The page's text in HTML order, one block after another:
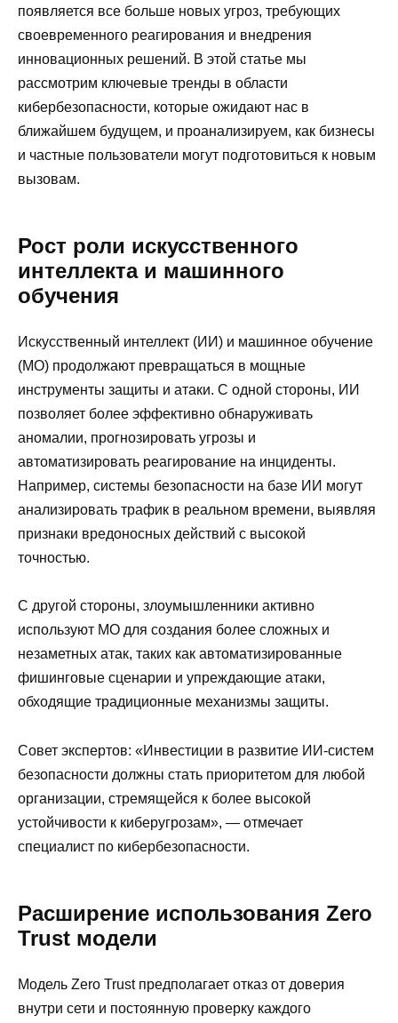
появляется все больше новых угроз, требующих
своевременного реагирования и внедрения
инновационных решений. В этой статье мы
рассмотрим ключевые тренды в области
кибербезопасности, которые ожидают нас в
ближайшем будущем, и проанализируем, как бизнесы
и частные пользователи могут подготовиться к новым
вызовам.
Рост роли искусственного
интеллекта и машинного
обучения
Искусственный интеллект (ИИ) и машинное обучение
(МО) продолжают превращаться в мощные
инструменты защиты и атаки. С одной стороны, ИИ
позволяет более эффективно обнаруживать
аномалии, прогнозировать угрозы и
автоматизировать реагирование на инциденты.
Например, системы безопасности на базе ИИ могут
анализировать трафик в реальном времени, выявляя
признаки вредоносных действий с высокой
точностью.
С другой стороны, злоумышленники активно
используют МО для создания более сложных и
незаметных атак, таких как автоматизированные
фишинговые сценарии и упреждающие атаки,
обходящие традиционные механизмы защиты.
Совет экспертов: «Инвестиции в развитие ИИ-систем
безопасности должны стать приоритетом для любой
организации, стремящейся к более высокой
устойчивости к киберугрозам», — отмечает
специалист по кибербезопасности.
Расширение использования Zero
Trust модели
Модель Zero Trust предполагает отказ от доверия
внутри сети и постоянную проверку каждого